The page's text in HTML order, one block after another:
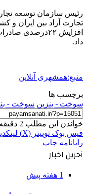
رئیس سازمان توسعه
تجارت آزاد بین ایران و
افزایش ۲۲درصدی
داد.
منبع:همشهری آنلاین
برچسب ها
سوخت - بنزین سوخت -
خواندن این مطلب 2 دقیقه زمان میبرد
فیس بوک توییتر (X)
رایانامه چاپ
آخرین اخبار
1 هفته پیش